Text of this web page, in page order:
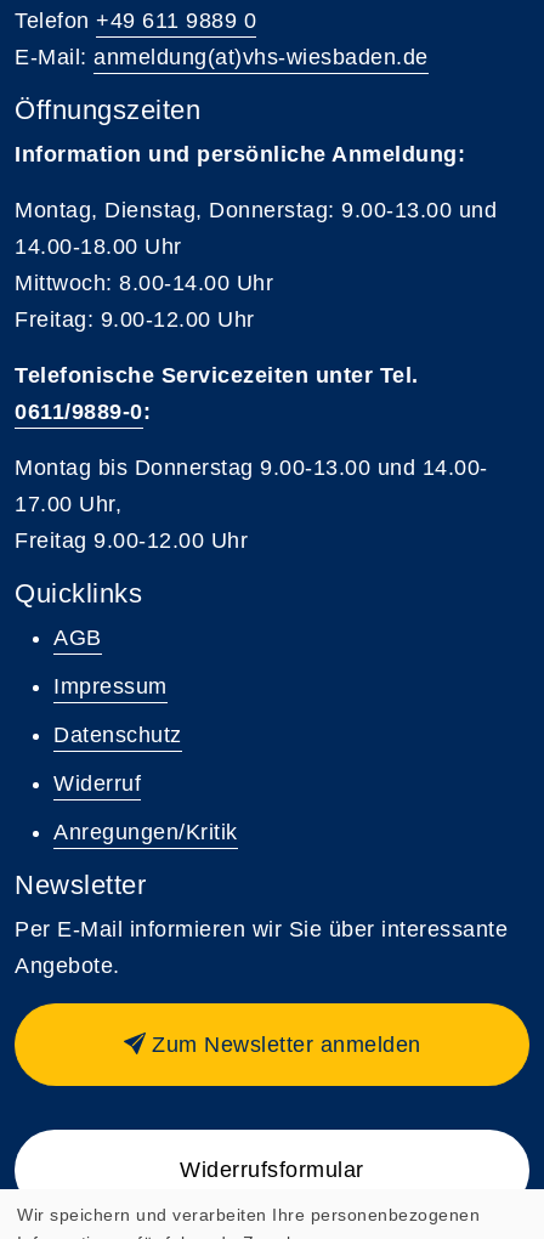
Telefon +49 611 9889 0
E-Mail: anmeldung(at)vhs-wiesbaden.de
Öffnungszeiten
Information und persönliche Anmeldung:
Montag, Dienstag, Donnerstag: 9.00-13.00 und
14.00-18.00 Uhr
Mittwoch: 8.00-14.00 Uhr
Freitag: 9.00-12.00 Uhr
Telefonische Servicezeiten unter Tel.
0611/9889-0:
Montag bis Donnerstag 9.00-13.00 und 14.00-
17.00 Uhr,
Freitag 9.00-12.00 Uhr
Quicklinks
AGB
Impressum
Datenschutz
Widerruf
Anregungen/Kritik
Newsletter
Per E-Mail informieren wir Sie über interessante
Angebote.
Zum Newsletter anmelden
Widerrufsformular
Wir speichern und verarbeiten Ihre personenbezogenen